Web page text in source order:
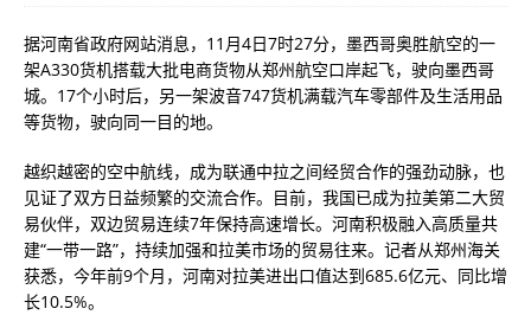
据河南省政府网站消息，11月4日7时27分，墨西哥奥胜航空的一
架A330货机搭载大批电商货物从郑州航空口岸起飞，驶向墨西哥
城。17个小时后，另一架波音747货机满载汽车零部件及生活用品
等货物，驶向同一目的地。
越织越密的空中航线，成为联通中拉之间经贸合作的强劲动脉，也
见证了双方日益频繁的交流合作。目前，我国已成为拉美第二大贸
易伙伴，双边贸易连续7年保持高速增长。河南积极融入高质量共
建“一带一路”，持续加强和拉美市场的贸易往来。记者从郑州海关
获悉，今年前9个月，河南对拉美进出口值达到685.6亿元、同比增
长10.5%。